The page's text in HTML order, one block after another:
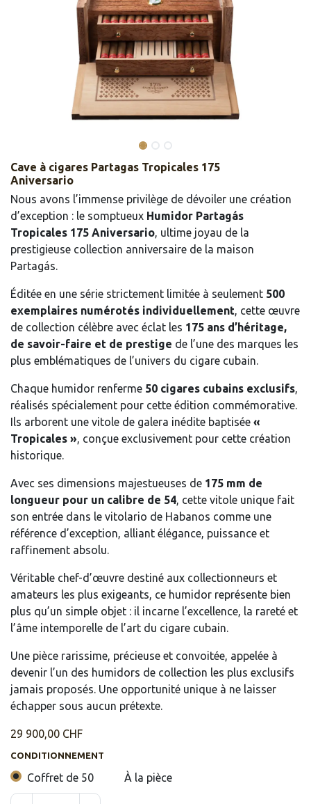
Cave à cigares Partagas Tropicales 175
Aniversario
Nous avons l’immense privilège de dévoiler une création
d’exception : le somptueux Humidor Partagás
Tropicales 175 Aniversario, ultime joyau de la
prestigieuse collection anniversaire de la maison
Partagás.
Éditée en une série strictement limitée à seulement 500
exemplaires numérotés individuellement, cette œuvre
de collection célèbre avec éclat les 175 ans d’héritage,
de savoir-faire et de prestige de l’une des marques les
plus emblématiques de l’univers du cigare cubain.
Chaque humidor renferme 50 cigares cubains exclusifs,
réalisés spécialement pour cette édition commémorative.
Ils arborent une vitole de galera inédite baptisée «
Tropicales », conçue exclusivement pour cette création
historique.
Avec ses dimensions majestueuses de 175 mm de
longueur pour un calibre de 54, cette vitole unique fait
son entrée dans le vitolario de Habanos comme une
référence d’exception, alliant élégance, puissance et
raffinement absolu.
Véritable chef-d’œuvre destiné aux collectionneurs et
amateurs les plus exigeants, ce humidor représente bien
plus qu’un simple objet : il incarne l’excellence, la rareté et
l’âme intemporelle de l’art du cigare cubain.
Une pièce rarissime, précieuse et convoitée, appelée à
devenir l’un des humidors de collection les plus exclusifs
jamais proposés. Une opportunité unique à ne laisser
échapper sous aucun prétexte.
29 900,00 CHF
CONDITIONNEMENT
Coffret de 50 À la pièce